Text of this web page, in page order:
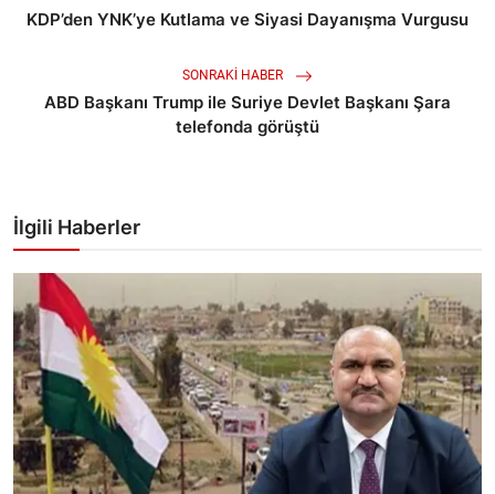
KDP’den YNK’ye Kutlama ve Siyasi Dayanışma Vurgusu
SONRAKI HABER
ABD Başkanı Trump ile Suriye Devlet Başkanı Şara
telefonda görüştü
İlgili Haberler